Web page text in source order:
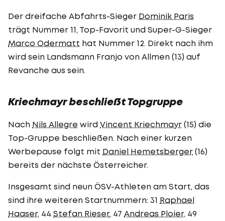
Der dreifache Abfahrts-Sieger Dominik Paris
trägt Nummer 11, Top-Favorit und Super-G-Sieger
Marco Odermatt hat Nummer 12. Direkt nach ihm
wird sein Landsmann Franjo von Allmen (13) auf
Revanche aus sein.
Kriechmayr beschließt Topgruppe
Nach Nils Allegre wird Vincent Kriechmayr (15) die
Top-Gruppe beschließen. Nach einer kurzen
Werbepause folgt mit Daniel Hemetsberger (16)
bereits der nächste Österreicher.
Insgesamt sind neun ÖSV-Athleten am Start, das
sind ihre weiteren Startnummern: 31 Raphael
Haaser, 44 Stefan Rieser, 47 Andreas Ploier, 49